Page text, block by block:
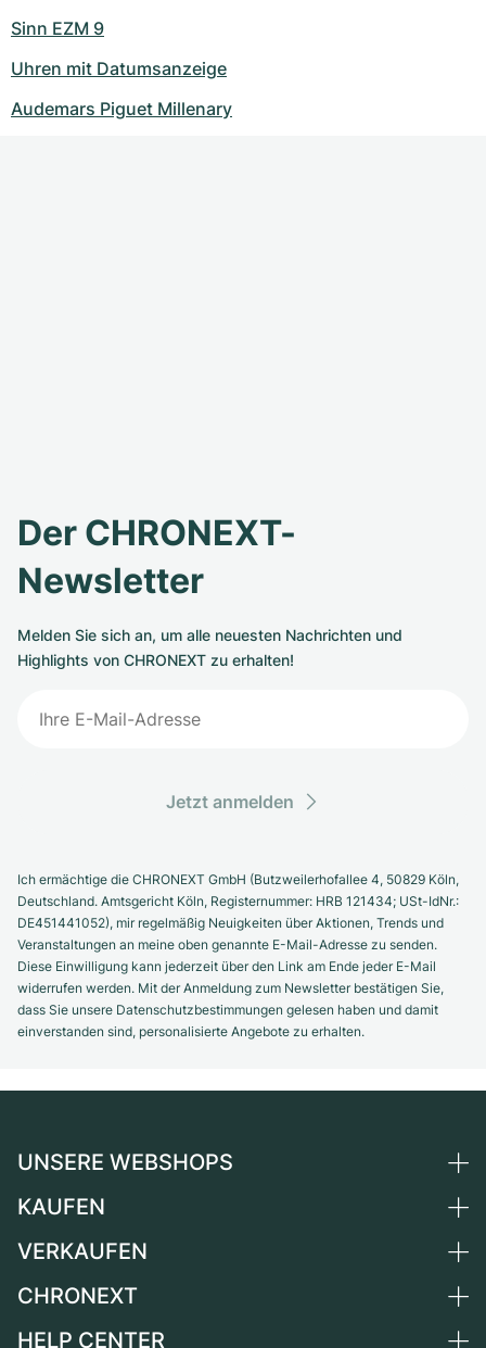
Sinn EZM 9
Uhren mit Datumsanzeige
Audemars Piguet Millenary
Der CHRONEXT-
Newsletter
Melden Sie sich an, um alle neuesten Nachrichten und
Highlights von CHRONEXT zu erhalten!
Jetzt anmelden
Ich ermächtige die CHRONEXT GmbH (Butzweilerhofallee 4, 50829 Köln,
Deutschland. Amtsgericht Köln, Registernummer: HRB 121434; USt-IdNr.:
DE451441052), mir regelmäßig Neuigkeiten über Aktionen, Trends und
Veranstaltungen an meine oben genannte E-Mail-Adresse zu senden.
Diese Einwilligung kann jederzeit über den Link am Ende jeder E-Mail
widerrufen werden. Mit der Anmeldung zum Newsletter bestätigen Sie,
dass Sie unsere Datenschutzbestimmungen gelesen haben und damit
einverstanden sind, personalisierte Angebote zu erhalten.
UNSERE WEBSHOPS
Deutschland
Schweiz
Frankreich
KAUFEN
Alle Luxusuhren
VERKAUFEN
Uhr verkaufen
CHRONEXT
Über uns
HELP CENTER